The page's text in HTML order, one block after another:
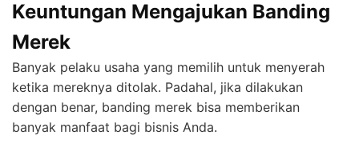
Keuntungan Mengajukan Banding
Merek
Banyak pelaku usaha yang memilih untuk menyerah
ketika mereknya ditolak. Padahal, jika dilakukan
dengan benar, banding merek bisa memberikan
banyak manfaat bagi bisnis Anda.